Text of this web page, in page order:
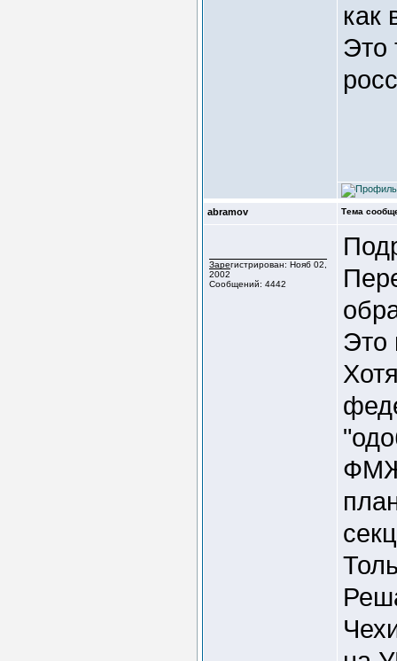
как
Это
abramov Тема
Зарегистрирован: Нояб 02,
2002
Сообщений: 4442
Это